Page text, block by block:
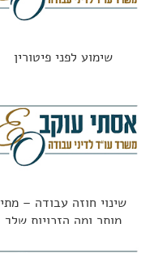
שימוע לפני פיטורין
שינוי חוזה עבודה – מתי
מותר ומה הזכויות שלך